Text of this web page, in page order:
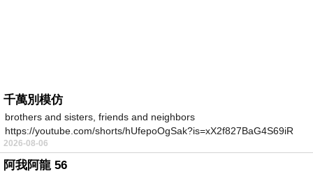
千萬別模仿
brothers and sisters, friends and neighbors
https://youtube.com/shorts/hUfepoOgSak?is=xX2f827BaG4S69iR
https
2026-08-06
阿我阿龍 56